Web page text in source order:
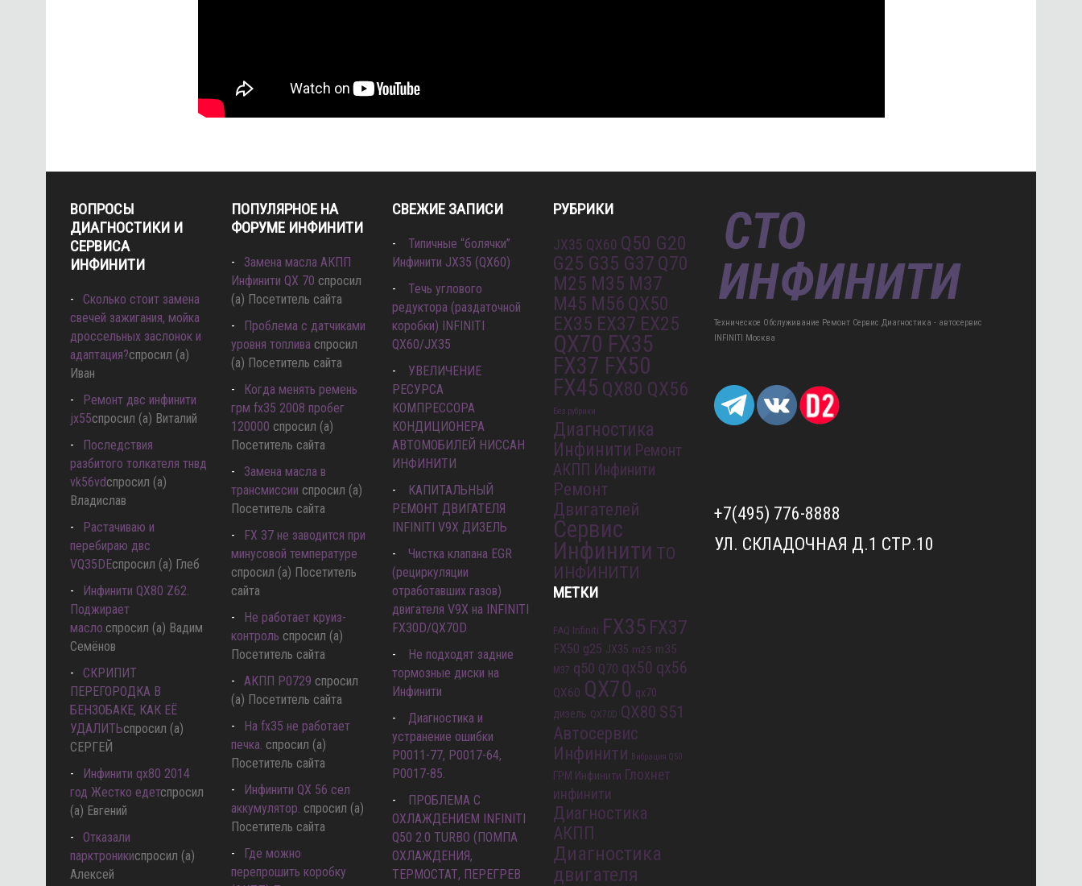
ВОПРОСЫ
ДИАГНОСТИКИ И
СЕРВИСА
ИНФИНИТИ
Сколько стоит замена
свечей зажигания, мойка
дроссельных заслонок и
адаптация?спросил (а)
Иван
Ремонт двс инфинити
jx55спросил (а) Виталий
Последствия
разбитого толкателя тнвд
vk56vdспросил (а)
Владислав
Растачиваю и
перебираю двс
VQ35DEспросил (а) Глеб
Инфинити QX80 Z62.
Поджирает
масло.спросил (а) Вадим
Семёнов
СКРИПИТ
ПЕРЕГОРОДКА В
БЕНЗОБАКЕ, КАК ЕЁ
УДАЛИТЬспросил (а)
СЕРГЕЙ
Инфинити qx80 2014
год Жестко едетспросил
(а) Евгений
Отказали
парктроникиспросил (а)
Алексей
ПОПУЛЯРНОЕ НА
ФОРУМЕ ИНФИНИТИ
Замена масла АКПП
Инфинити QX 70 спросил
(а) Посетитель сайта
Проблема с датчиками
уровня топлива спросил
(а) Посетитель сайта
Когда менять ремень
грм fx35 2008 пробег
120000 спросил (а)
Посетитель сайта
Замена масла в
трансмиссии спросил (а)
Посетитель сайта
FX 37 не заводится при
минусовой температуре
спросил (а) Посетитель
сайта
Не работает круиз-
контроль спросил (а)
Посетитель сайта
АКПП P0729 спросил
(а) Посетитель сайта
Hа fx35 не работает
печка. спросил (а)
Посетитель сайта
Инфинити QX 56 сел
аккумулятор. спросил (а)
Посетитель сайта
Где можно
перепрошить коробку
СВЕЖИЕ ЗАПИСИ
Типичные “болячки”
Инфинити JX35 (QX60)
Течь углового
редуктора (раздаточной
коробки) INFINITI
QX60/JX35
УВЕЛИЧЕНИЕ
РЕСУРСА
КОМПРЕССОРА
КОНДИЦИОНЕРА
АВТОМОБИЛЕЙ НИССАН
ИНФИНИТИ
КАПИТАЛЬНЫЙ
РЕМОНТ ДВИГАТЕЛЯ
INFINITI V9X ДИЗЕЛЬ
Чистка клапана EGR
(рециркуляции
отработавших газов)
двигателя V9X на INFINITI
FX30D/QX70D
Не подходят задние
тормозные диски на
Инфинити
Диагностика и
устранение ошибки
Р0011-77, P0017-64,
P0017-85.
ПРОБЛЕМА С
ОХЛАЖДЕНИЕМ INFINITI
Q50 2.0 TURBO (ПОМПА
ОХЛАЖДЕНИЯ,
ТЕРМОСТАТ, ПЕРЕГРЕВ
РУБРИКИ
JX35 QX60 Q50 G20
G25 G35 G37 Q70
M25 M35 M37
M45 M56 QX50
EX35 EX37 EX25
QX70 FX35
FX37 FX50
FX45 QX80 QX56
Без рубрики
Диагностика
Инфинити Ремонт
АКПП Инфинити
Ремонт
Двигателей
Сервис
Инфинити ТО
ИНФИНИТИ
МЕТКИ
FAQ Infiniti FX35 FX37
FX50 g25 JX35 m25 m35
M37 q50 Q70 qx50 qx56
QX60 QX70 qx70
дизель QX70D QX80 S51
Автосервис
Инфинити Вибрация Q50
ГРМ Инфинити Глохнет
инфинити
Диагностика
АКПП
Диагностика
двигателя
Техническое Обслуживание Ремонт Сервис Диагностика - автосервис
INFINITI Москва
+7(495) 776-8888
УЛ. СКЛАДОЧНАЯ Д.1 СТР.10